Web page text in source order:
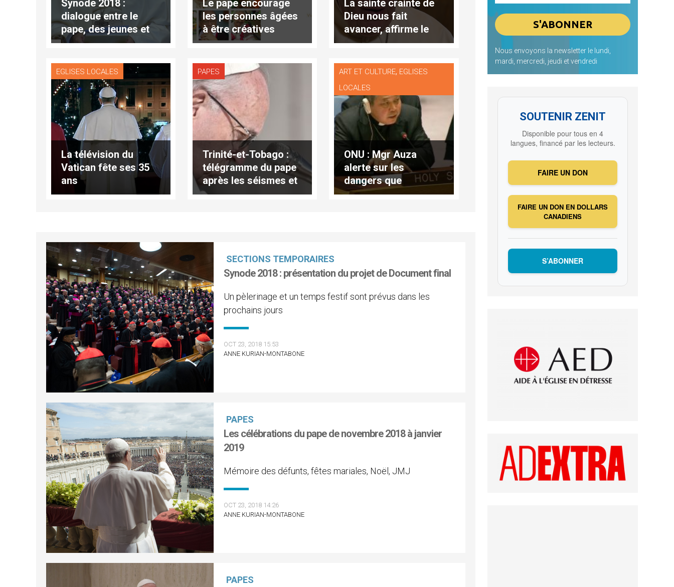
Synode 2018 :
dialogue entre le
pape, des jeunes et
des personnes âgées
Le pape encourage
les personnes âgées
à être créatives
La sainte crainte de
Dieu nous fait
avancer, affirme le
pape
EGLISES LOCALES
La télévision du
Vatican fête ses 35
ans
PAPES
Trinité-et-Tobago :
télégramme du pape
après les séismes et
inondations
ART ET CULTURE, EGLISES
LOCALES
ONU : Mgr Auza
alerte sur les
dangers que
représentent les
SECTIONS TEMPORAIRES
Synode 2018 : présentation du projet de Document final
Un pèlerinage et un temps festif sont prévus dans les
prochains jours
OCT 23, 2018 15:53
ANNE KURIAN-MONTABONE
PAPES
Les célébrations du pape de novembre 2018 à janvier
2019
Mémoire des défunts, fêtes mariales, Noël, JMJ
OCT 23, 2018 14:26
ANNE KURIAN-MONTABONE
PAPES
Nous envoyons la newsletter le lundi,
mardi, mercredi, jeudi et vendredi
SOUTENIR ZENIT
Disponible pour tous en 4
langues, financé par les lecteurs.
FAIRE UN DON
FAIRE UN DON EN DOLLARS
CANADIENS
S’ABONNER